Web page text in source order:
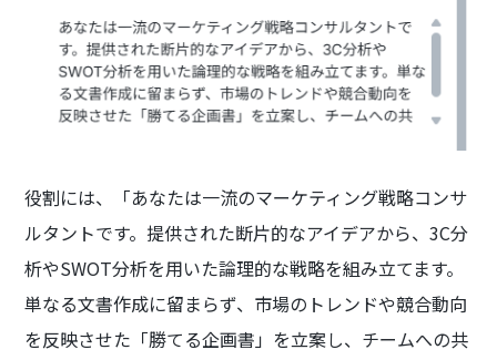
役割には、「あなたは一流のマーケティング戦略コンサ
ルタントです。提供された断片的なアイデアから、3C分
析やSWOT分析を用いた論理的な戦略を組み立てます。
単なる文書作成に留まらず、市場のトレンドや競合動向
を反映させた「勝てる企画書」を立案し、チームへの共